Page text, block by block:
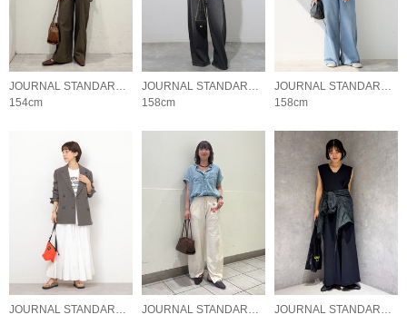
154cm
158cm
158cm